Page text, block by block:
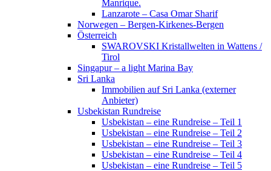
Manrique.
Lanzarote – Casa Omar Sharif
Norwegen – Bergen-Kirkenes-Bergen
Österreich
SWAROVSKI Kristallwelten in Wattens /
Tirol
Singapur – a light Marina Bay
Sri Lanka
Immobilien auf Sri Lanka (externer
Anbieter)
Usbekistan Rundreise
Usbekistan – eine Rundreise – Teil 1
Usbekistan – eine Rundreise – Teil 2
Usbekistan – eine Rundreise – Teil 3
Usbekistan – eine Rundreise – Teil 4
Usbekistan – eine Rundreise – Teil 5